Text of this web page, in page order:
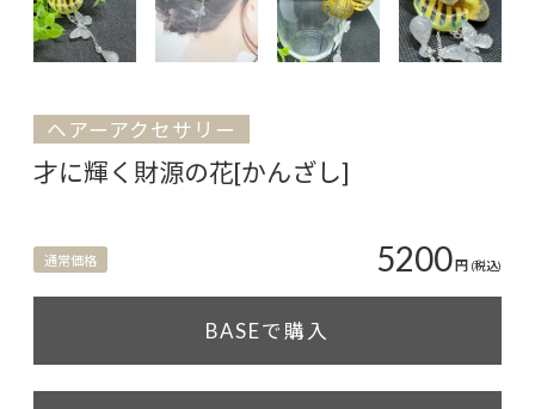
ヘアーアクセサリー
才に輝く財源の花[かんざし]
通常価格 5200円 (税込)
BASEで購入